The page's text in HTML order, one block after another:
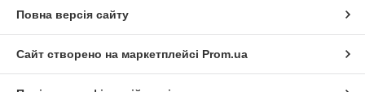
Повна версія сайту
Сайт створено на маркетплейсі Prom.ua